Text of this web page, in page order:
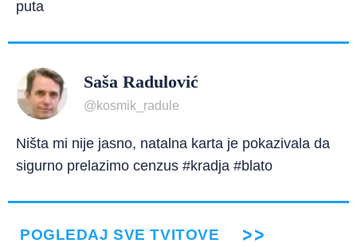
puta
Saša Radulović
@kosmik_radule
Ništa mi nije jasno, natalna karta je pokazivala da
sigurno prelazimo cenzus #kradja #blato
POGLEDAJ SVE TVITOVE